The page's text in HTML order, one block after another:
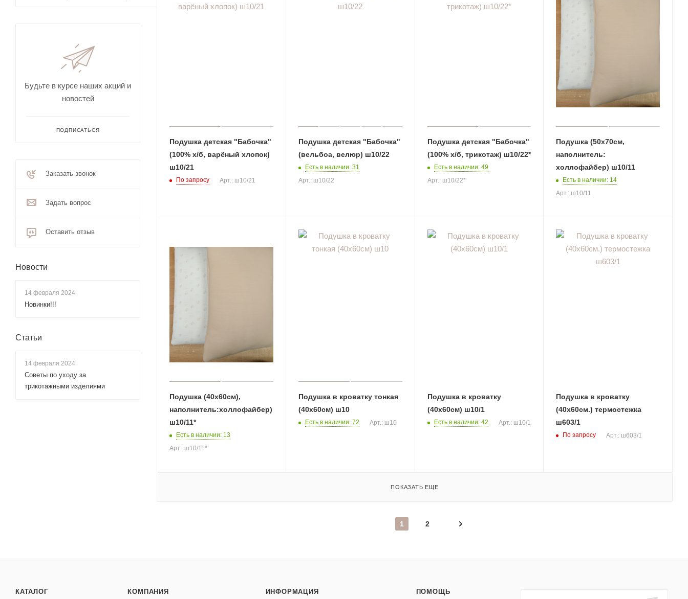
Подушка детская "Бабочка"
(100% х/б, варёный хлопок)
ш10/21
По запросу Арт.: ш10/21
Подушка детская "Бабочка"
(вельбоа, велюр) ш10/22
Есть в наличии: 31
Арт.: ш10/22
Подушка детская "Бабочка"
(100% х/б, трикотаж) ш10/22*
Есть в наличии: 49
Арт.: ш10/22*
Подушка (50х70см,
наполнитель:
холлофайбер) ш10/11
Есть в наличии: 14
Арт.: ш10/11
Подушка (40х60см),
наполнитель:холлофайбер)
ш10/11*
Есть в наличии: 13
Арт.: ш10/11*
Подушка в кроватку тонкая
(40х60см) ш10
Есть в наличии: 72 Арт.: ш10
Подушка в кроватку
(40х60см) ш10/1
Есть в наличии: 42 Арт.: ш10/1
Подушка в кроватку
(40х60см.) термостежка
ш603/1
По запросу Арт.: ш603/1
ПОКАЗАТЬ ЕЩЕ
1 2
Будьте в курсе наших акций и
новостей
ПОДПИСАТЬСЯ
Заказать звонок
Задать вопрос
Оставить отзыв
Новости
14 февраля 2024
Новинки!!!
Статьи
14 февраля 2024
Советы по уходу за
трикотажными изделиями
КАТАЛОГ КОМПАНИЯ ИНФОРМАЦИЯ ПОМОЩЬ